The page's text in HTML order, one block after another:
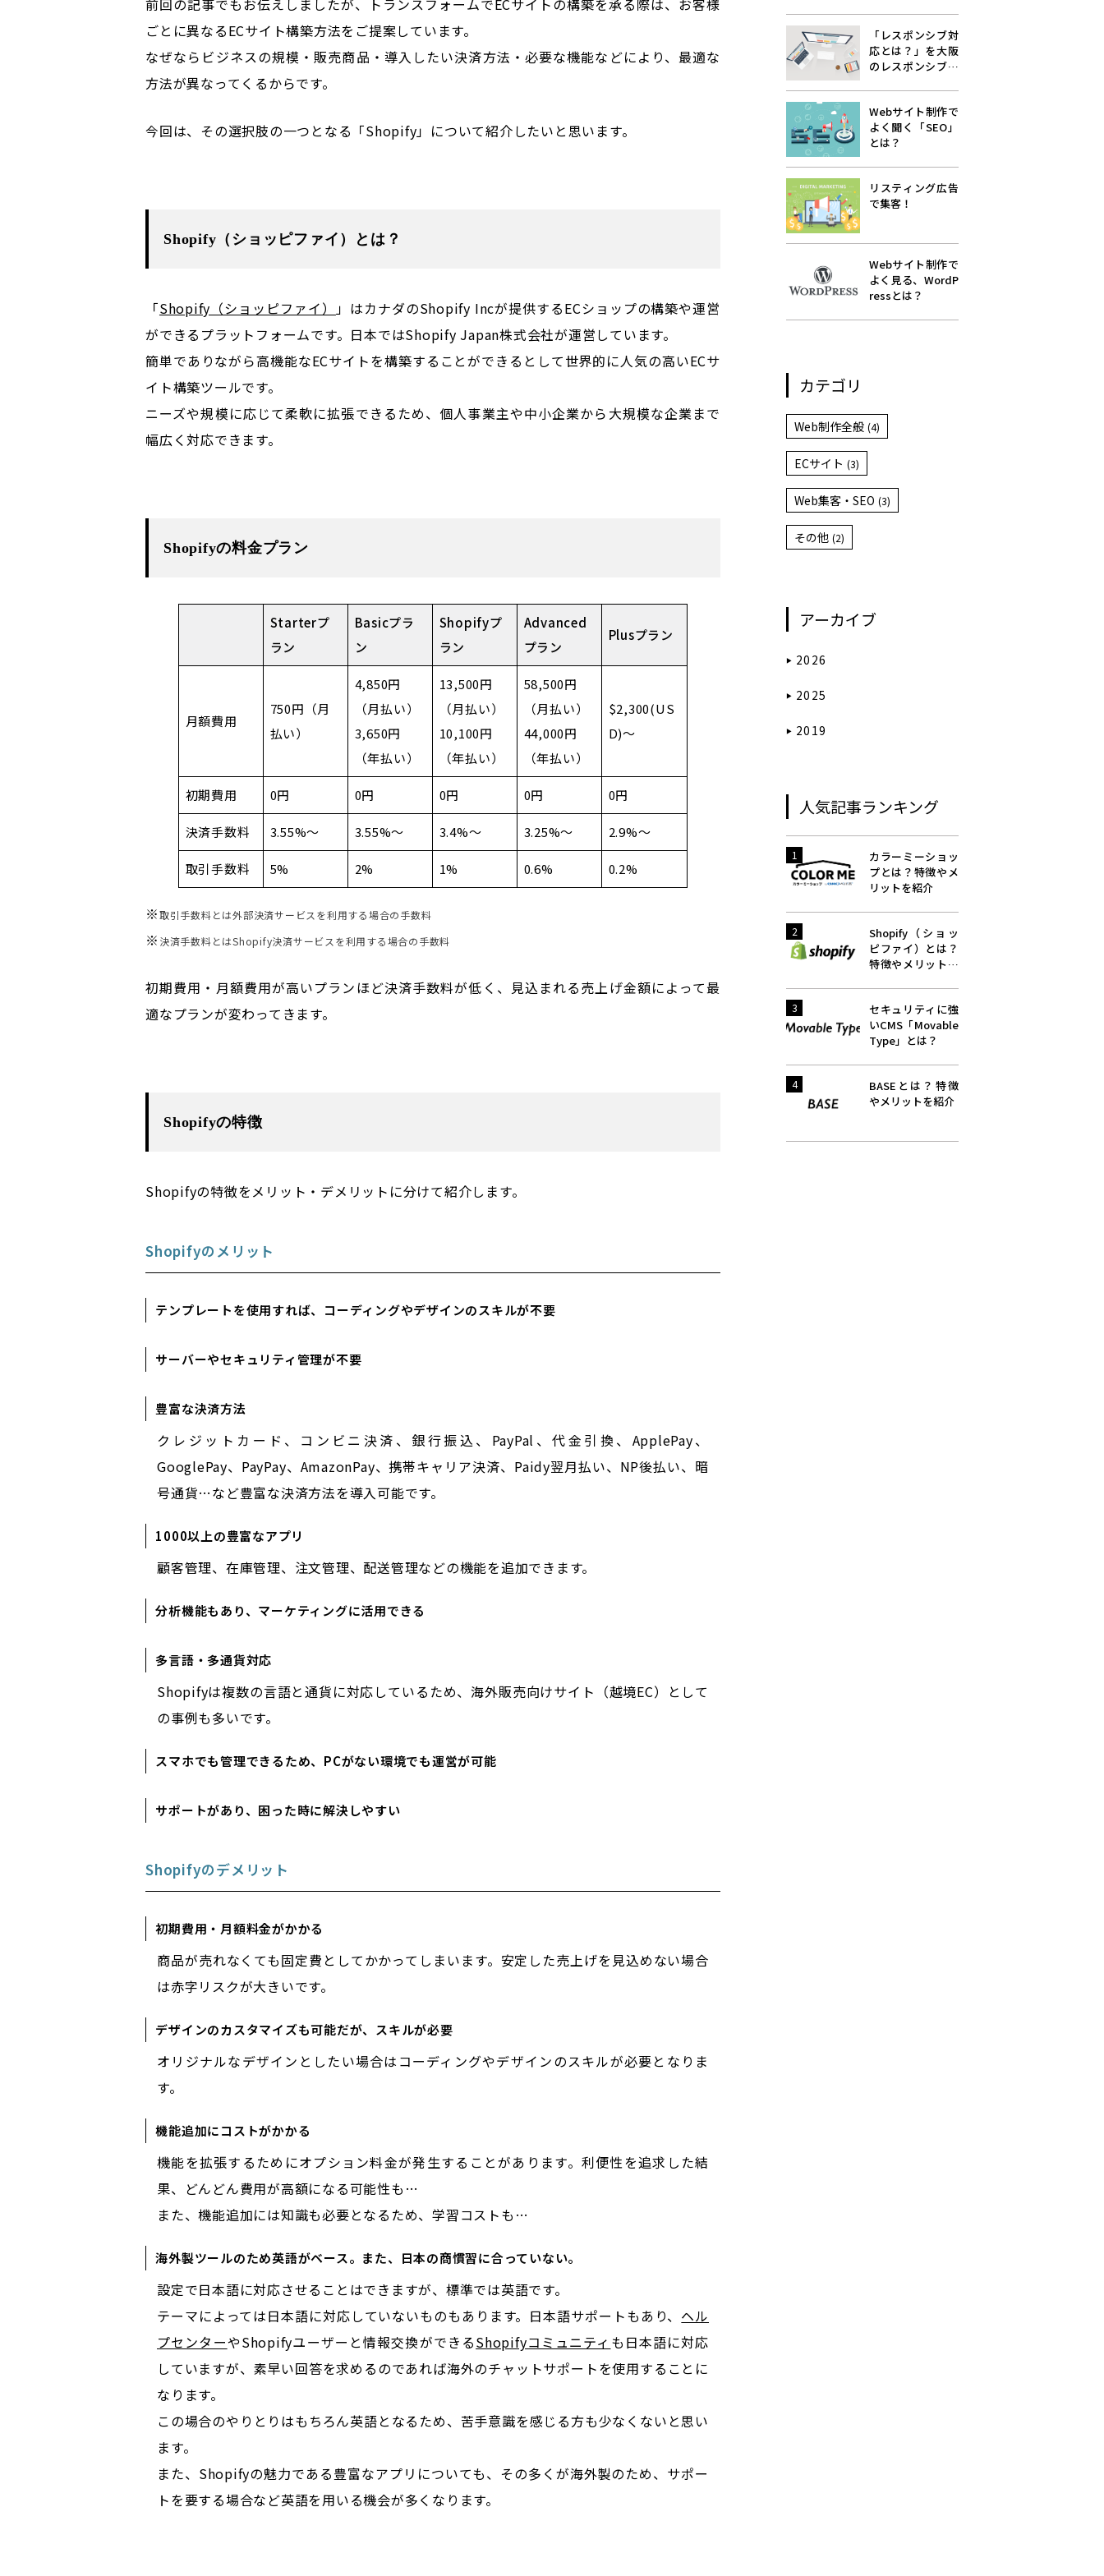
前回の記事でもお伝えしましたが、トランスフォームでECサイトの構築を承る際は、お客様
ごとに異なるECサイト構築方法をご提案しています。
なぜならビジネスの規模・販売商品・導入したい決済方法・必要な機能などにより、最適な
方法が異なってくるからです。
今回は、その選択肢の一つとなる「Shopify」について紹介したいと思います。
Shopify（ショッピファイ）とは？
「Shopify（ショッピファイ） 」はカナダのShopify Incが提供するECショップの構築や運営
ができるプラットフォームです。日本ではShopify Japan株式会社が運営しています。
簡単でありながら高機能なECサイトを構築することができるとして世界的に人気の高いECサ
イト構築ツールです。
ニーズや規模に応じて柔軟に拡張できるため、個人事業主や中小企業から大規模な企業まで
幅広く対応できます。
Shopifyの料金プラン
Starterプ
ラン
Basicプラ
ン
Shopifyプ
ラン
Advanced
プラン
Plusプラン
月額費用
750円（月
払い）
4,850円
（月払い）
3,650円
（年払い）
13,500円
（月払い）
10,100円
（年払い）
58,500円
（月払い）
44,000円
（年払い）
$2,300(US
D)～
初期費用 0円 0円 0円 0円 0円
決済手数料 3.55%～ 3.55%～ 3.4%～ 3.25%～ 2.9%～
取引手数料 5% 2% 1% 0.6% 0.2%
※取引手数料とは外部決済サービスを利用する場合の手数料
※ 決済手数料とはShopify決済サービスを利用する場合の手数料
初期費用・月額費用が高いプランほど決済手数料が低く、見込まれる売上げ金額によって最
適なプランが変わってきます。
Shopifyの特徴
Shopifyの特徴をメリット・デメリットに分けて紹介します。
Shopifyのメリット
テンプレートを使用すれば、コーディングやデザインのスキルが不要
サーバーやセキュリティ管理が不要
豊富な決済方法
クレジットカード、コンビニ決済、銀行振込、PayPal、代金引換、ApplePay、
GooglePay、PayPay、AmazonPay、携帯キャリア決済、Paidy翌月払い、NP後払い、暗
号通貨…など豊富な決済方法を導入可能です。
1000以上の豊富なアプリ
顧客管理、在庫管理、注文管理、配送管理などの機能を追加できます。
分析機能もあり、マーケティングに活用できる
多言語・多通貨対応
Shopifyは複数の言語と通貨に対応しているため、海外販売向けサイト（越境EC）として
の事例も多いです。
スマホでも管理できるため、PCがない環境でも運営が可能
サポートがあり、困った時に解決しやすい
Shopifyのデメリット
初期費用・月額料金がかかる
商品が売れなくても固定費としてかかってしまいます。安定した売上げを見込めない場合
は赤字リスクが大きいです。
デザインのカスタマイズも可能だが、スキルが必要
オリジナルなデザインとしたい場合はコーディングやデザインのスキルが必要となりま
す。
機能追加にコストがかかる
機能を拡張するためにオプション料金が発生することがあります。利便性を追求した結
果、どんどん費用が高額になる可能性も…
また、機能追加には知識も必要となるため、学習コストも…
海外製ツールのため英語がベース。また、日本の商慣習に合っていない。
設定で日本語に対応させることはできますが、標準では英語です。
テーマによっては日本語に対応していないものもあります。日本語サポートもあり、 ヘル
プセンターやShopifyユーザーと情報交換ができるShopifyコミュニティ も日本語に対応
していますが、素早い回答を求めるのであれば海外のチャットサポートを使用することに
なります。
この場合のやりとりはもちろん英語となるため、苦手意識を感じる方も少なくないと思い
ます。
また、Shopifyの魅力である豊富なアプリについても、その多くが海外製のため、サポー
トを要する場合など英語を用いる機会が多くなります。
「レスポンシブ対
応とは？」を大阪
のレスポンシブ対
Webサイト制作で
よく聞く「SEO」
とは？
リスティング広告
で集客！
Webサイト制作で
よく見る、WordP
ressとは？
カテゴリ
Web制作全般 (4)
ECサイト (3)
Web集客・SEO (3)
その他 (2)
アーカイブ
2026
2025
2019
人気記事ランキング
1
カラーミーショッ
プとは？特徴やメ
リットを紹介
2
Shopify（ショッ
ピファイ）とは？
特徴やメリットを
3
セキュリティに強
いCMS「Movable
Type」とは？
4
BASEとは？特徴
やメリットを紹介